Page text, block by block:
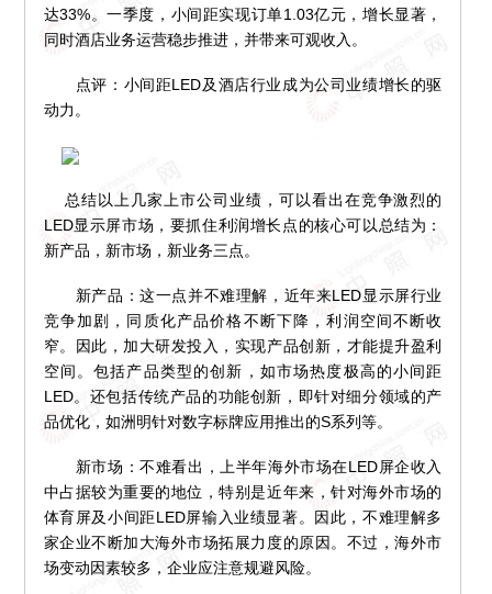
达33%。一季度，小间距实现订单1.03亿元，增长显著，
同时酒店业务运营稳步推进，并带来可观收入。
点评：小间距LED及酒店行业成为公司业绩增长的驱
动力。
总结以上几家上市公司业绩，可以看出在竞争激烈的
LED显示屏市场，要抓住利润增长点的核心可以总结为：
新产品，新市场，新业务三点。
新产品：这一点并不难理解，近年来LED显示屏行业
竞争加剧，同质化产品价格不断下降，利润空间不断收
窄。因此，加大研发投入，实现产品创新，才能提升盈利
空间。包括产品类型的创新，如市场热度极高的小间距
LED。还包括传统产品的功能创新，即针对细分领域的产
品优化，如洲明针对数字标牌应用推出的S系列等。
新市场：不难看出，上半年海外市场在LED屏企收入
中占据较为重要的地位，特别是近年来，针对海外市场的
体育屏及小间距LED屏输入业绩显著。因此，不难理解多
家企业不断加大海外市场拓展力度的原因。不过，海外市
场变动因素较多，企业应注意规避风险。